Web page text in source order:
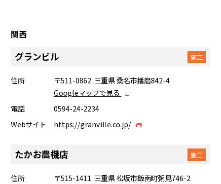
関西
グランビル 施工
住所
〒511-0862 三重県 桑名市播磨842-4
Googleマップで見る
電話
0594-24-2234
Webサイト
https://granville.co.jp/
たかお農機店 施工
住所
〒515-1411 三重県 松坂市飯南町粥見746-2